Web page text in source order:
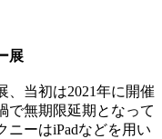
展
当初は2021年に開催
で無期限延期となって
ニーはiPadなどを用い